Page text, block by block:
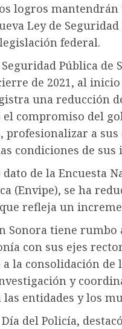
logros
Ley de
federal.
Pública
de 2021, al
una reducción
el compromiso del
profesionalizar a
condiciones de sus
de la Encuesta
(Envipe), se ha
refleja un
Sonora tiene
con sus ejes
la consolidación
y
las entidades y los
del Policía,